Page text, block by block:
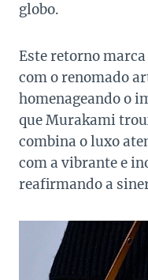
globo.
Este retorno
com o renomado
homenageando o
que Murakami
combina o luxo
com a vibrante e
reafirmando a